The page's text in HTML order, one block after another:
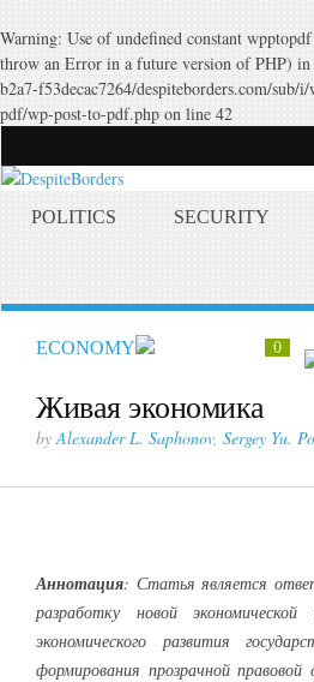
Warning: Use of undefined constant
throw an Error in a future version of PHP) in
b2a7-f53decac7264/despiteborders.com/
pdf/wp-post-to-pdf.php on line 42
POLITICS SECURITY
ECONOMY 0
Живая экономика
byAlexander L. Saphonov, Sergey Yu.
Аннотация: Статья является
разработку новой
экономического развития
формирования прозрачной